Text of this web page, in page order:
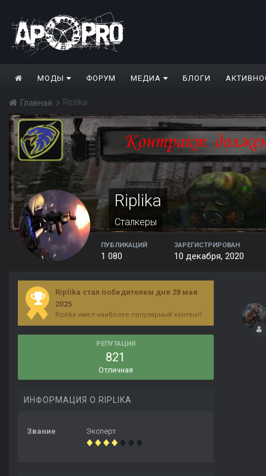
МОДЫ ФОРУМ МЕДИА БЛОГИ
Главная Riplika
Riplika
Сталкеры
ПУБЛИКАЦИЙ
1 080
ЗАРЕГИСТРИРОВАН
10 декабря, 2020
Riplika стал победителем дня 28 мая
2025
Riplika имел наиболее популярный контент!
РЕПУТАЦИЯ
821
Отличная
ИНФОРМАЦИЯ О RIPLIKA
Звание Эксперт